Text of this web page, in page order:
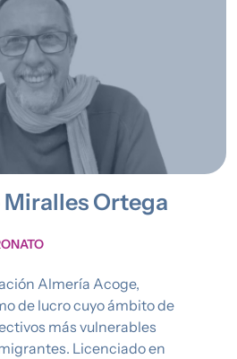
Ortega
Almería Acoge,
de lucro cuyo ámbito de
más vulnerables
Licenciado en